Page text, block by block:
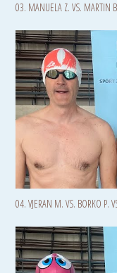
03. MANUELA Z. VS. MARTIN
04. VJERAN M. VS. BORKO P.